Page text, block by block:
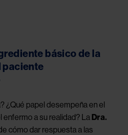
básico de la
paciente
¿Qué papel desempeña en el
a su realidad? La Dra.
cómo dar respuesta a las